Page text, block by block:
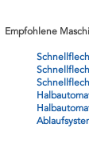
Empfohlene